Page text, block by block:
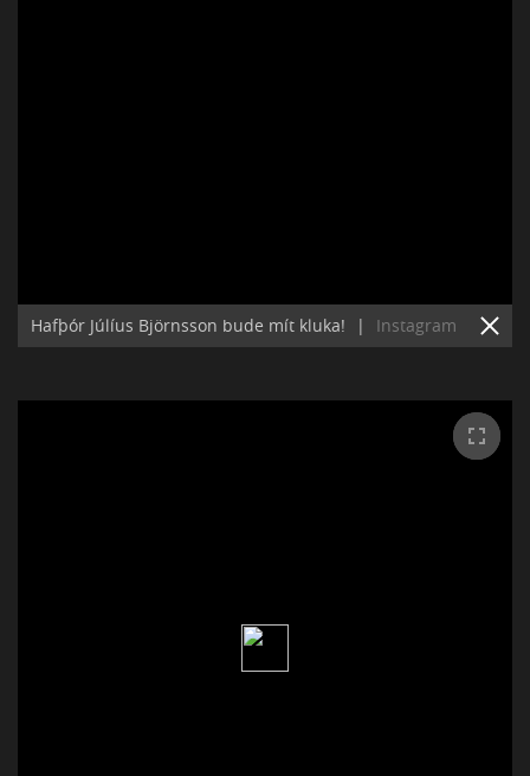
Hafþór Júlíus Björnsson bude mít kluka! | Instagram